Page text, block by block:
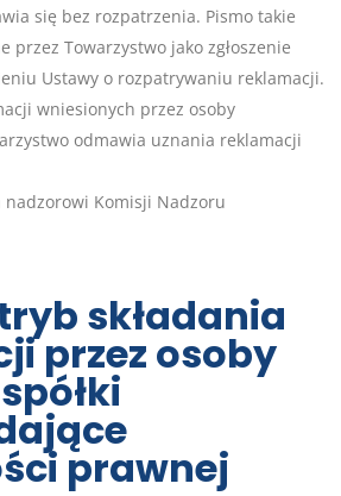
się bez rozpatrzenia. Pismo takie
przez Towarzystwo jako zgłoszenie
Ustawy o rozpatrywaniu reklamacji.
wniesionych przez osoby
odmawia uznania reklamacji
nadzorowi Komisji Nadzoru
składania
przez osoby
prawnej